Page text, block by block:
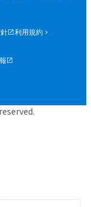
利用規約